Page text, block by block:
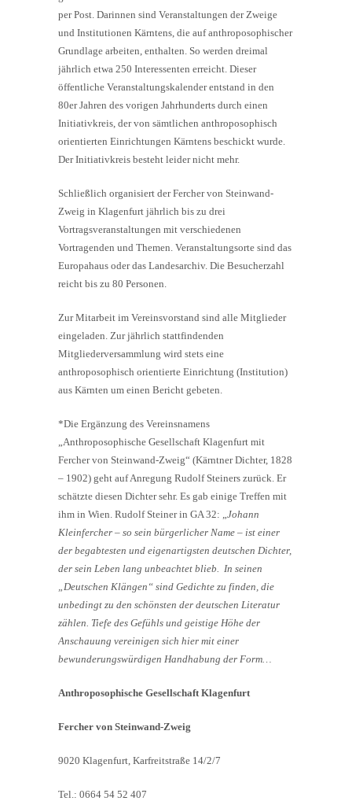
per Post. Darinnen sind Veranstaltungen der Zweige
und Institutionen Kärntens, die auf anthroposophischer
Grundlage arbeiten, enthalten. So werden dreimal
jährlich etwa 250 Interessenten erreicht. Dieser
öffentliche Veranstaltungskalender entstand in den
80er Jahren des vorigen Jahrhunderts durch einen
Initiativkreis, der von sämtlichen anthroposophisch
orientierten Einrichtungen Kärntens beschickt wurde.
Der Initiativkreis besteht leider nicht mehr.
Schließlich organisiert der Fercher von Steinwand-
Zweig in Klagenfurt jährlich bis zu drei
Vortragsveranstaltungen mit verschiedenen
Vortragenden und Themen. Veranstaltungsorte sind das
Europahaus oder das Landesarchiv. Die Besucherzahl
reicht bis zu 80 Personen.
Zur Mitarbeit im Vereinsvorstand sind alle Mitglieder
eingeladen. Zur jährlich stattfindenden
Mitgliederversammlung wird stets eine
anthroposophisch orientierte Einrichtung (Institution)
aus Kärnten um einen Bericht gebeten.
*Die Ergänzung des Vereinsnamens
„Anthroposophische Gesellschaft Klagenfurt mit
Fercher von Steinwand-Zweig“ (Kärntner Dichter, 1828
– 1902) geht auf Anregung Rudolf Steiners zurück. Er
schätzte diesen Dichter sehr. Es gab einige Treffen mit
ihm in Wien. Rudolf Steiner in GA 32: „Johann
Kleinfercher – so sein bürgerlicher Name – ist einer
der begabtesten und eigenartigsten deutschen Dichter,
der sein Leben lang unbeachtet blieb. In seinen
„Deutschen Klängen“ sind Gedichte zu finden, die
unbedingt zu den schönsten der deutschen Literatur
zählen. Tiefe des Gefühls und geistige Höhe der
Anschauung vereinigen sich hier mit einer
bewunderungswürdigen Handhabung der Form…
Anthroposophische Gesellschaft Klagenfurt
Fercher von Steinwand-Zweig
9020 Klagenfurt, Karfreitstraße 14/2/7
Tel.: 0664 54 52 407